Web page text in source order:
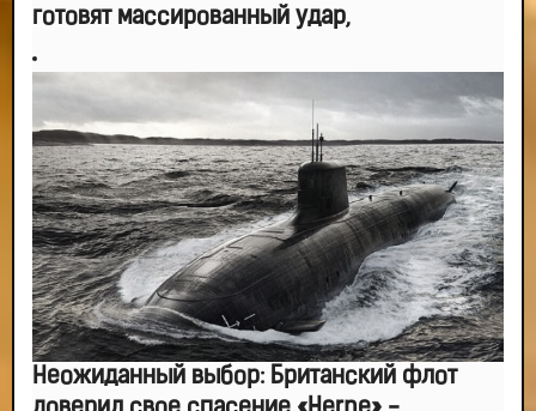
готовят массированный удар,
Неожиданный выбор: Британский флот